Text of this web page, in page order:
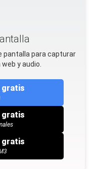
pantalla para capturar
y audio.
gratis
gratis
gratis